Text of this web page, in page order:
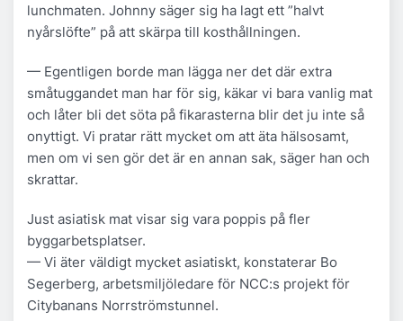
lunchmaten. Johnny säger sig ha lagt ett ”halvt
nyårslöfte” på att skärpa till kosthållningen.
— Egentligen borde man lägga ner det där extra
småtuggandet man har för sig, käkar vi bara vanlig mat
och låter bli det söta på fikarasterna blir det ju inte så
onyttigt. Vi pratar rätt mycket om att äta hälsosamt,
men om vi sen gör det är en annan sak, säger han och
skrattar.
Just asiatisk mat visar sig vara poppis på fler
byggarbetsplatser.
— Vi äter väldigt mycket asiatiskt, konstaterar Bo
Segerberg, arbetsmiljöledare för NCC:s projekt för
Citybanans Norrströmstunnel.